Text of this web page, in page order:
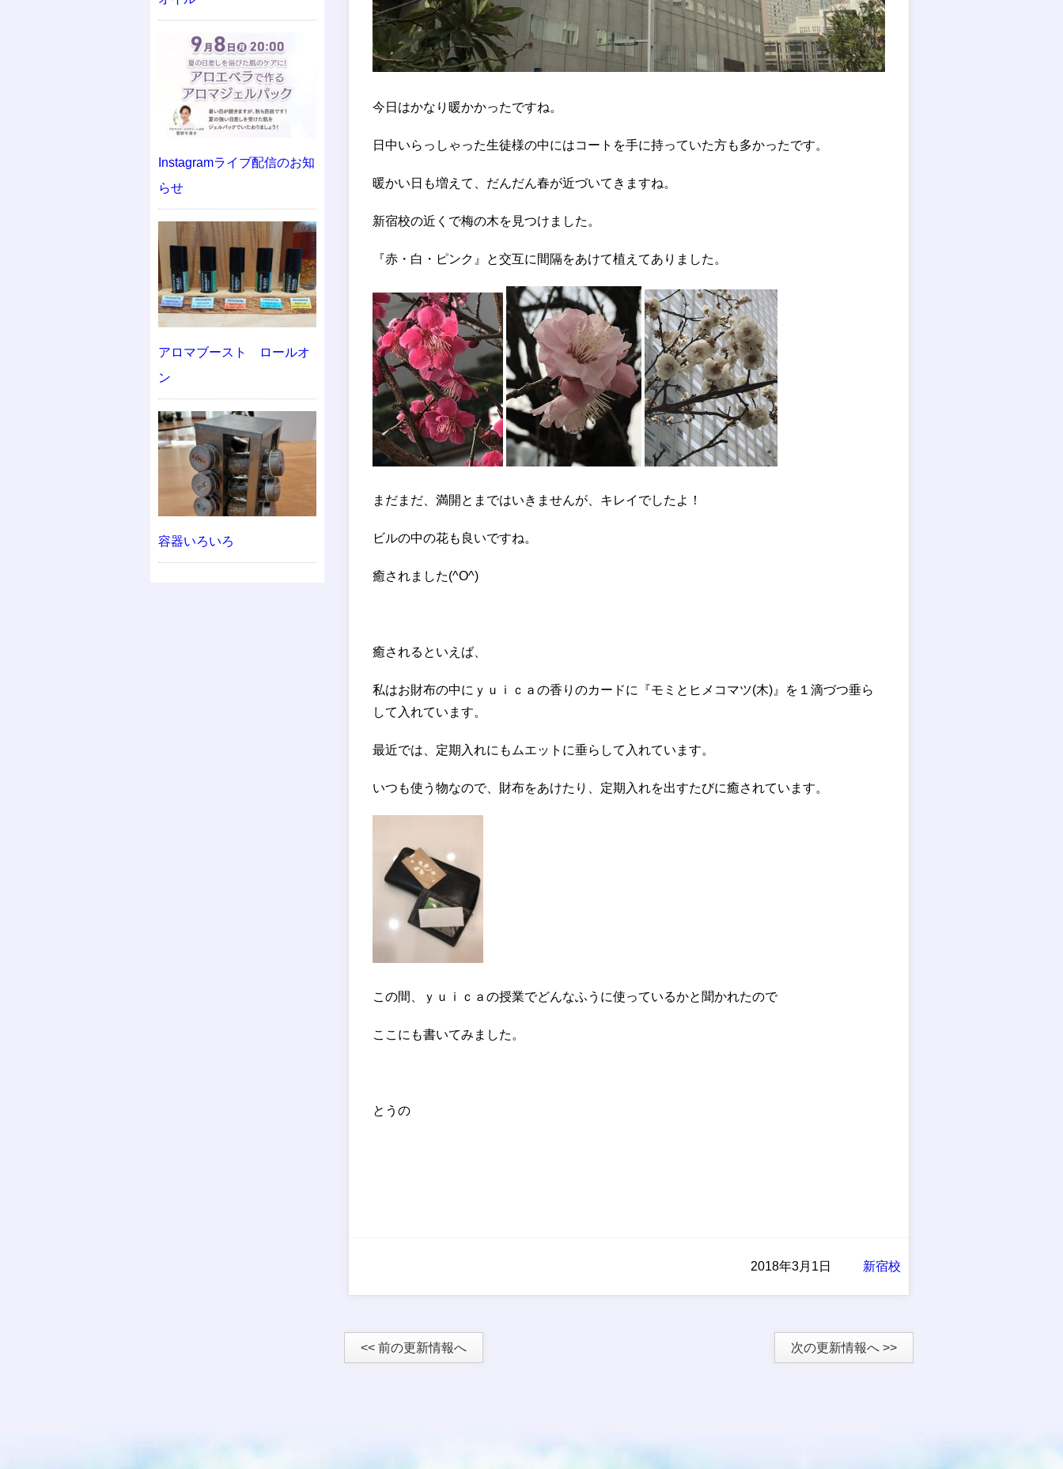
今日はかなり暖かかったですね。
日中いらっしゃった生徒様の中にはコートを手に持っていた方も多かったです。
暖かい日も増えて、だんだん春が近づいてきますね。
新宿校の近くで梅の木を見つけました。
『赤・白・ピンク』と交互に間隔をあけて植えてありました。
まだまだ、満開とまではいきませんが、キレイでしたよ！
ビルの中の花も良いですね。
癒されました(^O^)
癒されるといえば、
私はお財布の中にｙｕｉｃａの香りのカードに『モミとヒメコマツ(木)』を１滴づつ垂ら
して入れています。
最近では、定期入れにもムエットに垂らして入れています。
いつも使う物なので、財布をあけたり、定期入れを出すたびに癒されています。
この間、ｙｕｉｃａの授業でどんなふうに使っているかと聞かれたので
ここにも書いてみました。
とうの
新宿校
2018年3月1日
<< 前の更新情報へ 次の更新情報へ >>
Instagramライブ配信のお知
らせ
アロマブースト ロールオ
ン
容器いろいろ